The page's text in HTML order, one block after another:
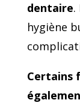
dentaire.
hygiène
Certains